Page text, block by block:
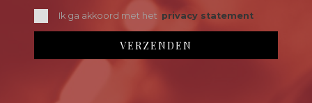
Ik ga akkoord met het privacy statement